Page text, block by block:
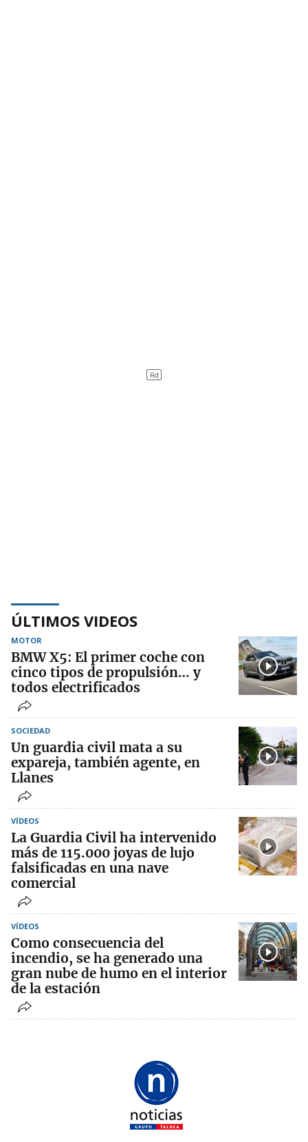
ÚLTIMOS VIDEOS
MOTOR
BMW X5: El primer coche con
cinco tipos de propulsión… y
todos electrificados
SOCIEDAD
Un guardia civil mata a su
expareja, también agente, en
Llanes
VÍDEOS
La Guardia Civil ha intervenido
más de 115.000 joyas de lujo
falsificadas en una nave
comercial
VÍDEOS
Como consecuencia del
incendio, se ha generado una
gran nube de humo en el interior
de la estación